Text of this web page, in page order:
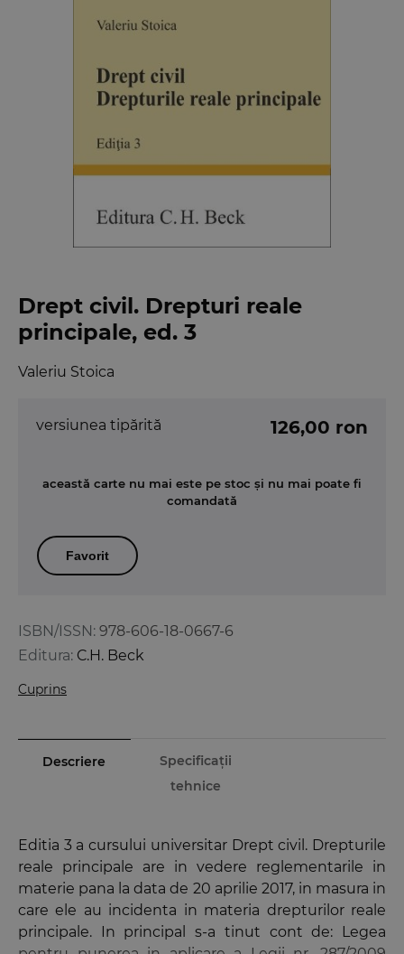
Drept civil. Drepturi reale
principale, ed. 3
Valeriu Stoica
ISBN/ISSN: 978-606-18-0667-6
Editura: C.H. Beck
Cuprins
versiunea tipărită 126,00 ron
această carte nu mai este pe stoc și nu mai poate fi
comandată
Favorit
Descriere
Specificații
tehnice
Editia 3 a cursului universitar Drept civil. Drepturile
reale principale are in vedere reglementarile in
materie pana la data de 20 aprilie 2017, in masura in
care ele au incidenta in materia drepturilor reale
principale. In principal s-a tinut cont de: Legea